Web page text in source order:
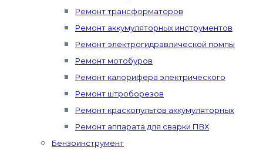
Ремонт трансформаторов
Ремонт аккумуляторных инструментов
Ремонт электрогидравлической помпы
Ремонт мотобуров
Ремонт калорифера электрического
Ремонт штроборезов
Ремонт краскопультов аккумуляторных
Ремонт аппарата для сварки ПВХ
Бензоинструмент